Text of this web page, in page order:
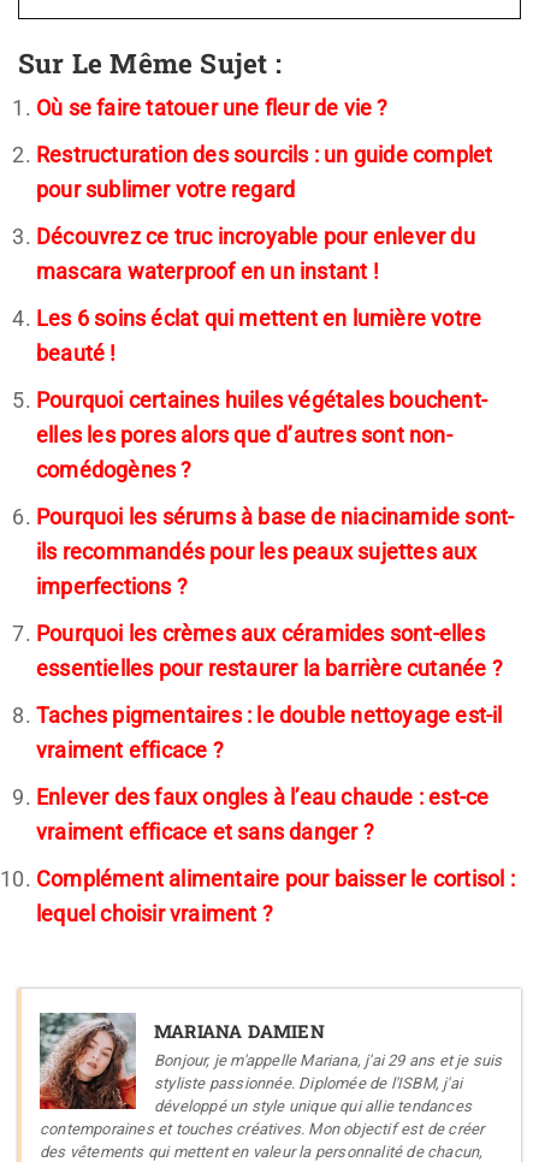
Sur Le Même Sujet :
Où se faire tatouer une fleur de vie ?
Restructuration des sourcils : un guide complet
pour sublimer votre regard
Découvrez ce truc incroyable pour enlever du
mascara waterproof en un instant !
Les 6 soins éclat qui mettent en lumière votre
beauté !
Pourquoi certaines huiles végétales bouchent-
elles les pores alors que d’autres sont non-
comédogènes ?
Pourquoi les sérums à base de niacinamide sont-
ils recommandés pour les peaux sujettes aux
imperfections ?
Pourquoi les crèmes aux céramides sont-elles
essentielles pour restaurer la barrière cutanée ?
Taches pigmentaires : le double nettoyage est-il
vraiment efficace ?
Enlever des faux ongles à l’eau chaude : est-ce
vraiment efficace et sans danger ?
Complément alimentaire pour baisser le cortisol :
lequel choisir vraiment ?
MARIANA DAMIEN
Bonjour, je m'appelle Mariana, j'ai 29 ans et je suis
styliste passionnée. Diplomée de l'ISBM, j'ai
développé un style unique qui allie tendances
contemporaines et touches créatives. Mon objectif est de créer
des vêtements qui mettent en valeur la personnalité de chacun,